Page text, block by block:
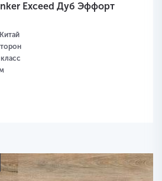
Exceed Дуб Эффорт
Китай